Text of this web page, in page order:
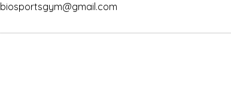
biosportsgym@gmail.com